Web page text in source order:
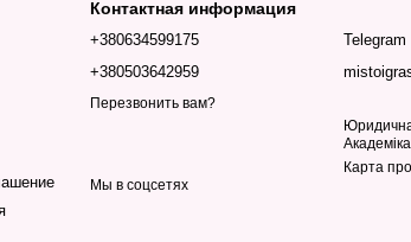
Контактная информация
+380634599175
+380503642959
Перезвонить вам?
Telegram
Карта
Мы в соцсетях